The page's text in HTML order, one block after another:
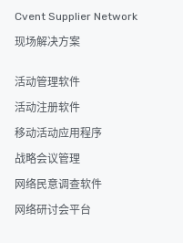
Cvent Supplier Network
现场解决方案
活动管理软件
活动注册软件
移动活动应用程序
战略会议管理
网络民意调查软件
网络研讨会平台